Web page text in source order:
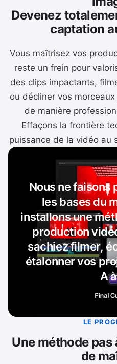
Devenez
captation
Vous maîtrisez vos
reste un frein pour
des clips impactants,
ou décliner vos
de manière
Effaçons la frontière
puissance de la vidéo au
Nous ne faisons
les bases du
installons une
production
sachiez filmer,
étalonner vos
A
LE
Une méthode pas
de